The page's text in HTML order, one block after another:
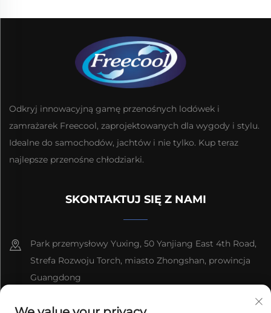
Odkryj innowacyjną gamę przenośnych lodówek i
zamrażarek Freecool, zaprojektowanych dla wygody i stylu.
Idealne do samochodów, jachtów i nie tylko. Kup teraz
najlepsze przenośne chłodziarki.
SKONTAKTUJ SIĘ Z NAMI
Park przemysłowy Yuxing, 50 Yanjiang East 4th Road,
Strefa Rozwoju Torch, miasto Zhongshan, prowincja
Guangdong
8613603092966